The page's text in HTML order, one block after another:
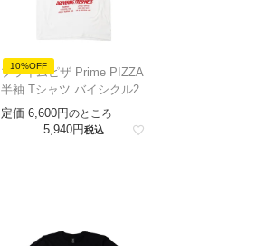
10%OFF
プライムピザ Prime PIZZA
半袖 Tシャツ バイシクル2
定価 6,600 のところ
5,940 税込